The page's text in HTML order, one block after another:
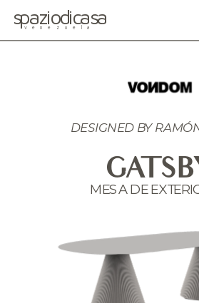
DESIGNED BY
MESA DE
spaziodicasa
venezuela